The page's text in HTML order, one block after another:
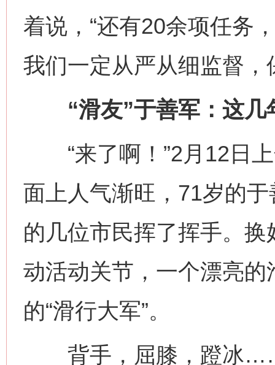
着说，“还有20余项任务
我们一定从严从细监督，
“滑友”于善军：这几
“来了啊！”2月12日上
面上人气渐旺，71岁的
的几位市民挥了挥手。
动活动关节，一个漂亮
的“滑行大军”。
背手，屈膝，蹬冰……